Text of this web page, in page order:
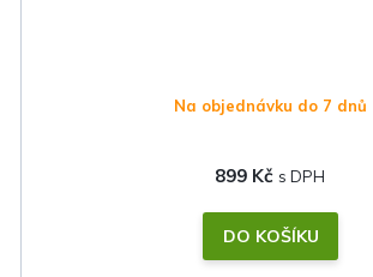
Na objednávku do 7 dnů
899 Kč
DO KOŠÍKU